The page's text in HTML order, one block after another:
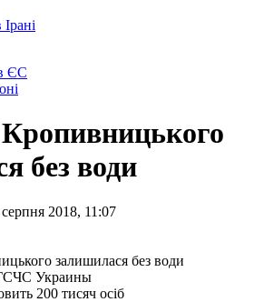
ЄС
без води
2018, 11:07
Украины
200 тисяч осіб